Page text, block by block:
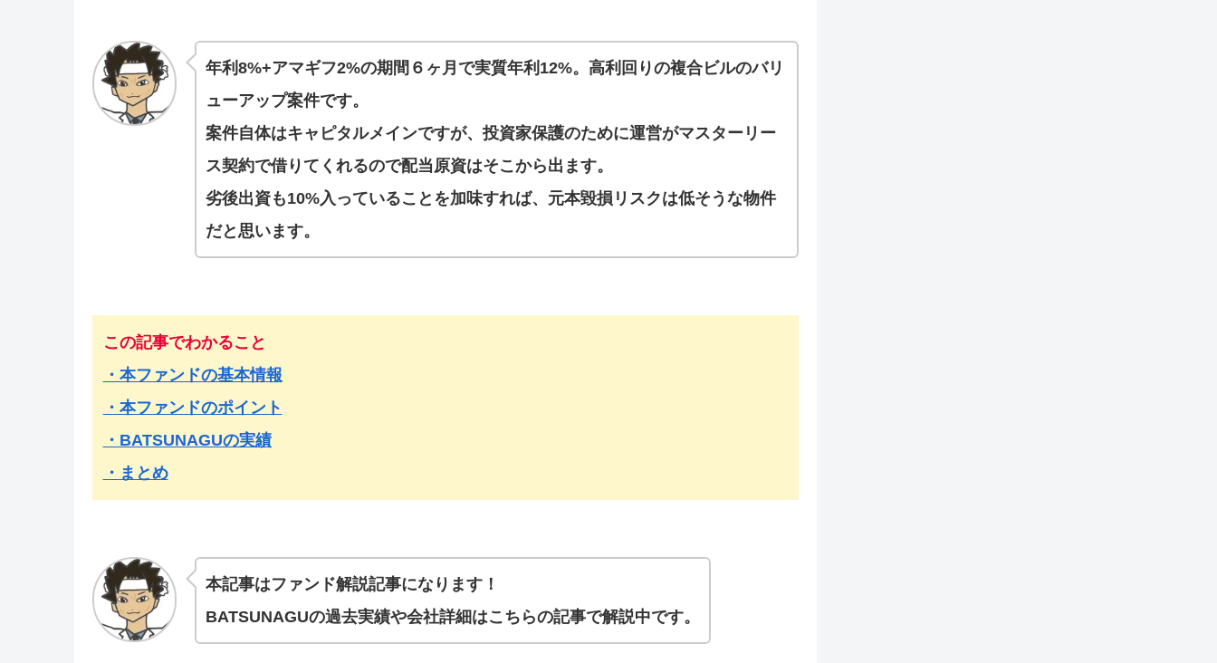
年利8%+アマギフ2%の期間６ヶ月で実質年利12%。高利回りの複合ビルのバリ
ューアップ案件です。
案件自体はキャピタルメインですが、投資家保護のために運営がマスターリー
ス契約で借りてくれるので配当原資はそこから出ます。
劣後出資も10%入っていることを加味すれば、元本毀損リスクは低そうな物件
だと思います。
この記事でわかること
・本ファンドの基本情報
・本ファンドのポイント
・BATSUNAGUの実績
・まとめ
本記事はファンド解説記事になります！
BATSUNAGUの過去実績や会社詳細はこちらの記事で解説中です。